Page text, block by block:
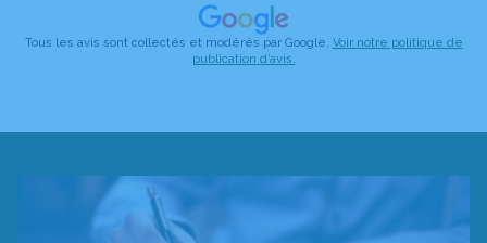
Tous les avis sont collectés et modérés par Google. Voir notre politique de
publication d’avis.